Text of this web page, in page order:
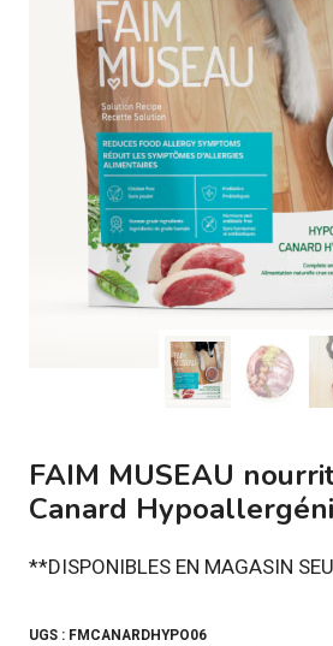
FAIM MUSEAU
Canard
**DISPONIBLES EN MAGASIN
UGS : FMCANARDHYPO06